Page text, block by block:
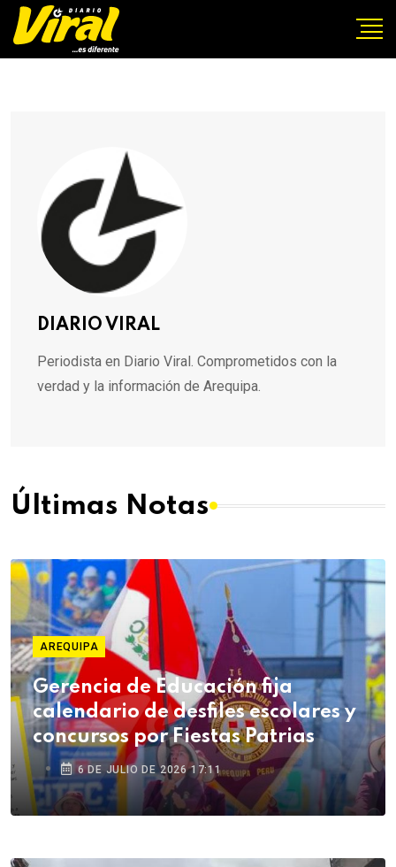
DIARIO VIRAL
Periodista en Diario Viral. Comprometidos con la
verdad y la información de Arequipa.
Últimas Notas
AREQUIPA
Gerencia de Educación fija
calendario de desfiles escolares y
concursos por Fiestas Patrias
6 DE JULIO DE 2026 17:11